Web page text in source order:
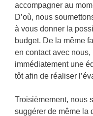
accompagner au
D’où, nous
à vous donner la
budget. De la même
en contact avec
immédiatement une
tôt afin de réaliser
Troisièmement, nous
suggérer de même la